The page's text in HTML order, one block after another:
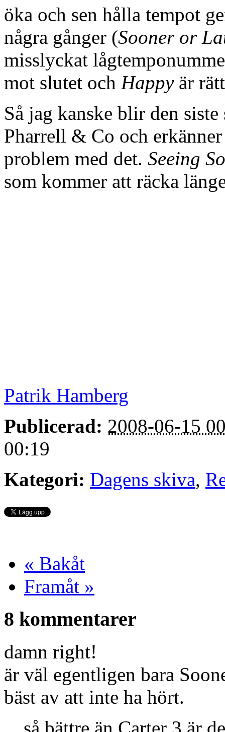
öka och sen hålla tempot
några gånger (Sooner or
misslyckat
mot slutet och Happyär
Så jag kanske blir den
Pharrell & Co och
problem med det. Seeing
som kommer att räcka
Patrik Hamberg
Publicerad: 2008-06-15
00:19
Kategori: Dagens skiva,
« Bakåt
Framåt »
8 kommentarer
damn right!
är väl egentligen bara
bäst av att inte ha hört.
…så bättre än Carter 3 är